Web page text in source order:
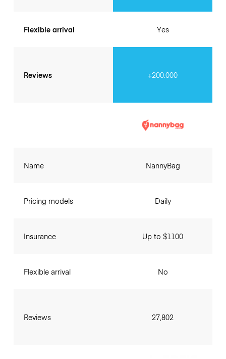
Flexible arrival
Reviews
Yes
+200.000
Name
Pricing models
Insurance
Flexible arrival
Reviews
NannyBag
Daily
Up to $1100
No
27,802